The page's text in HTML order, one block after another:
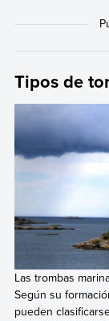
Tipos de
Las trombas
Según su
pueden